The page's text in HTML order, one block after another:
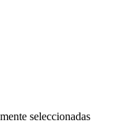
seleccionadas